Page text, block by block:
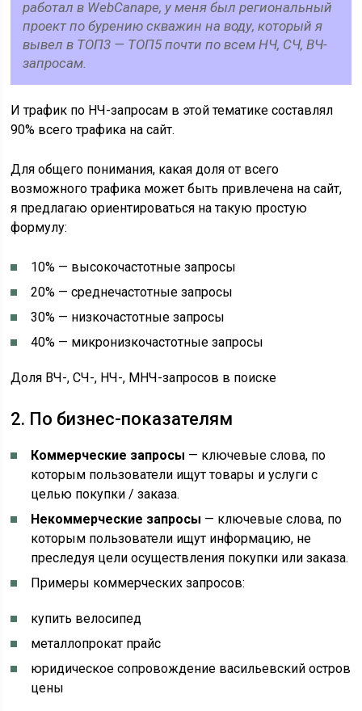
работал в WebCanape, у меня был региональный
проект по бурению скважин на воду, который я
вывел в ТОП3 — ТОП5 почти по всем НЧ, СЧ, ВЧ-
запросам.
И трафик по НЧ-запросам в этой тематике составлял
90% всего трафика на сайт.
Для общего понимания, какая доля от всего
возможного трафика может быть привлечена на сайт,
я предлагаю ориентироваться на такую простую
формулу:
10% — высокочастотные запросы
20% — среднечастотные запросы
30% — низкочастотные запросы
40% — микронизкочастотные запросы
Доля ВЧ-, СЧ-, НЧ-, МНЧ-запросов в поиске
2. По бизнес-показателям
Коммерческие запросы — ключевые слова, по
которым пользователи ищут товары и услуги с
целью покупки / заказа.
Некоммерческие запросы — ключевые слова, по
которым пользователи ищут информацию, не
преследуя цели осуществления покупки или заказа.
Примеры коммерческих запросов:
купить велосипед
металлопрокат прайс
юридическое сопровождение васильевский остров
цены